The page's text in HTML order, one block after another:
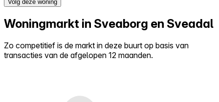
Volg deze woning
Woningmarkt in Sveaborg en Sveadal
Zo competitief is de markt in deze buurt op basis van
transacties van de afgelopen 12 maanden.